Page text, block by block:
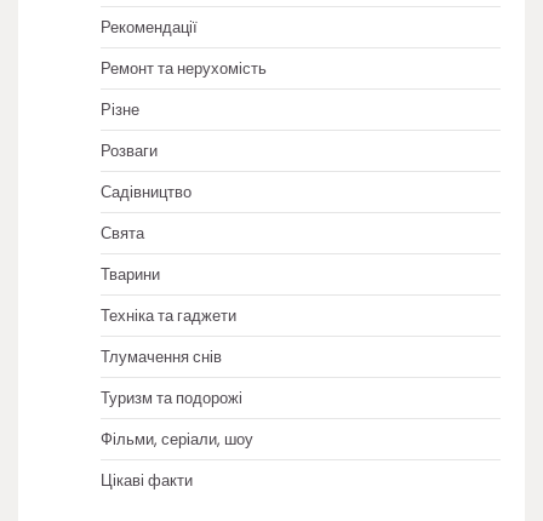
Рекомендації
Ремонт та нерухомість
Різне
Розваги
Садівництво
Свята
Тварини
Техніка та гаджети
Тлумачення снів
Туризм та подорожі
Фільми, серіали, шоу
Цікаві факти